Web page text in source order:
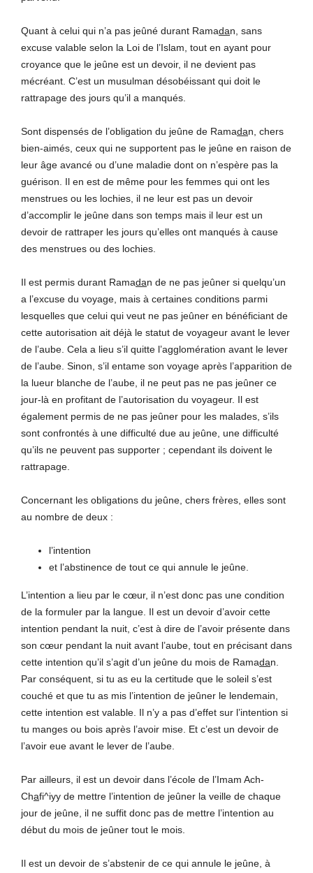
Quant à celui qui n’a pas jeûné durant Ramadan, sans
excuse valable selon la Loi de l’Islam, tout en ayant pour
croyance que le jeûne est un devoir, il ne devient pas
mécréant. C’est un musulman désobéissant qui doit le
rattrapage des jours qu’il a manqués.
Sont dispensés de l’obligation du jeûne de Ramadan, chers
bien-aimés, ceux qui ne supportent pas le jeûne en raison de
leur âge avancé ou d’une maladie dont on n’espère pas la
guérison. Il en est de même pour les femmes qui ont les
menstrues ou les lochies, il ne leur est pas un devoir
d’accomplir le jeûne dans son temps mais il leur est un
devoir de rattraper les jours qu’elles ont manqués à cause
des menstrues ou des lochies.
Il est permis durant Ramadan de ne pas jeûner si quelqu’un
a l’excuse du voyage, mais à certaines conditions parmi
lesquelles que celui qui veut ne pas jeûner en bénéficiant de
cette autorisation ait déjà le statut de voyageur avant le lever
de l’aube. Cela a lieu s’il quitte l’agglomération avant le lever
de l’aube. Sinon, s’il entame son voyage après l’apparition de
la lueur blanche de l’aube, il ne peut pas ne pas jeûner ce
jour-là en profitant de l’autorisation du voyageur. Il est
également permis de ne pas jeûner pour les malades, s’ils
sont confrontés à une difficulté due au jeûne, une difficulté
qu’ils ne peuvent pas supporter ; cependant ils doivent le
rattrapage.
Concernant les obligations du jeûne, chers frères, elles sont
au nombre de deux :
l’intention
et l’abstinence de tout ce qui annule le jeûne.
L’intention a lieu par le cœur, il n’est donc pas une condition
de la formuler par la langue. Il est un devoir d’avoir cette
intention pendant la nuit, c’est à dire de l’avoir présente dans
son cœur pendant la nuit avant l’aube, tout en précisant dans
cette intention qu’il s’agit d’un jeûne du mois de Ramadan.
Par conséquent, si tu as eu la certitude que le soleil s’est
couché et que tu as mis l’intention de jeûner le lendemain,
cette intention est valable. Il n’y a pas d’effet sur l’intention si
tu manges ou bois après l’avoir mise. Et c’est un devoir de
l’avoir eue avant le lever de l’aube.
Par ailleurs, il est un devoir dans l’école de l’Imam Ach-
Chafi^iyy de mettre l’intention de jeûner la veille de chaque
jour de jeûne, il ne suffit donc pas de mettre l’intention au
début du mois de jeûner tout le mois.
Il est un devoir de s’abstenir de ce qui annule le jeûne, à